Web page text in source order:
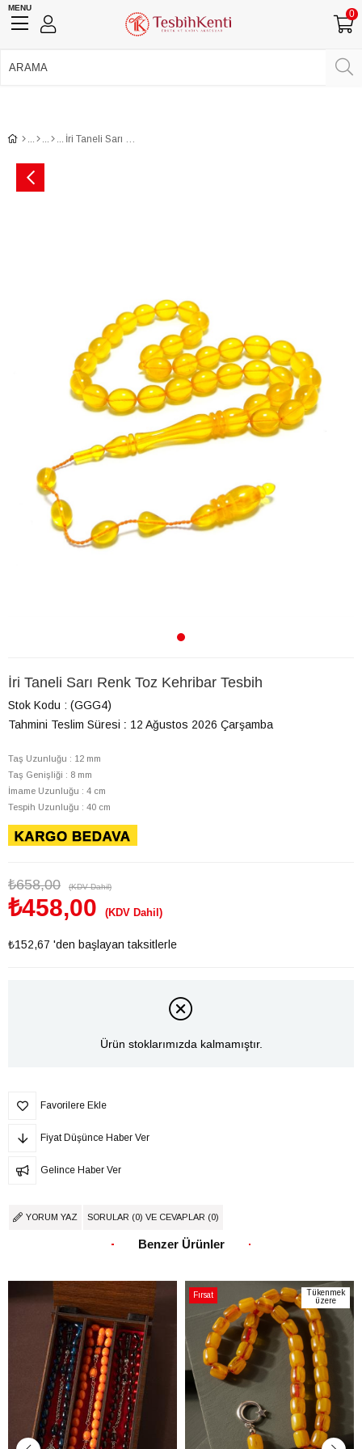
MENU
0
İri Taneli Sarı Renk Toz Kehribar Tesbih
İri Taneli Sarı Renk Toz Kehribar Tesbih
Stok Kodu
(GGG4)
Tahmini Teslim Süresi : 12 Ağustos 2026 Çarşamba
Taş Uzunluğu : 12 mm
Taş Genişliği : 8 mm
İmame Uzunluğu : 4 cm
Tespih Uzunluğu : 40 cm
₺658,00 (KDV Dahil)
₺458,00 (KDV Dahil)
₺152,67 'den başlayan taksitlerle
Ürün stoklarımızda kalmamıştır.
Favorilere Ekle
Fiyat Düşünce Haber Ver
Gelince Haber Ver
YORUM YAZ SORULAR (0) VE CEVAPLAR (0)
Benzer Ürünler
Fırsat
Ürünü
Tükenmek
üzere